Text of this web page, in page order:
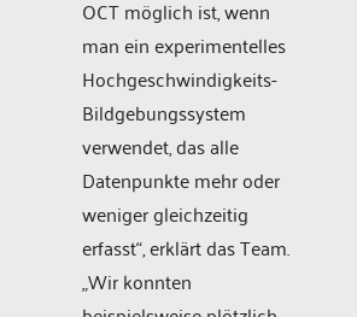
OCT möglich ist, wenn
man ein experimentelles
Hochgeschwindigkeits-
Bildgebungssystem
verwendet, das alle
Datenpunkte mehr oder
weniger gleichzeitig
erfasst“, erklärt das Team.
„Wir konnten